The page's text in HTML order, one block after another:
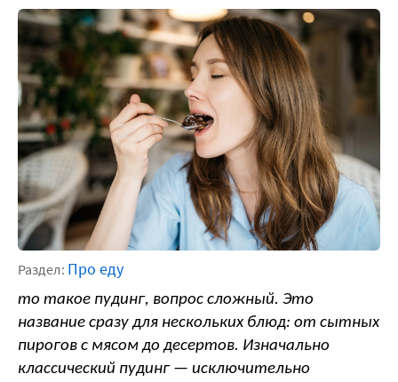
Раздел: Про еду
то такое пудинг, вопрос сложный. Это
название сразу для нескольких блюд: от сытных
пирогов с мясом до десертов. Изначально
классический пудинг — исключительно